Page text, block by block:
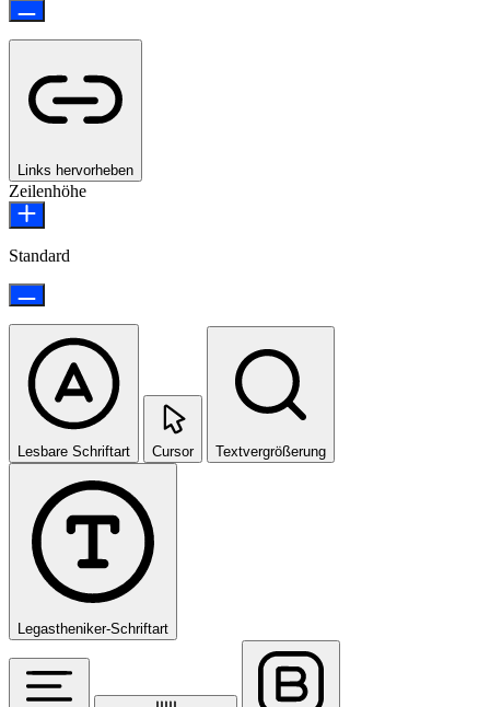
Links hervorheben
Zeilenhöhe
Standard
Lesbare Schriftart Cursor Textvergrößerung
Legastheniker-Schriftart